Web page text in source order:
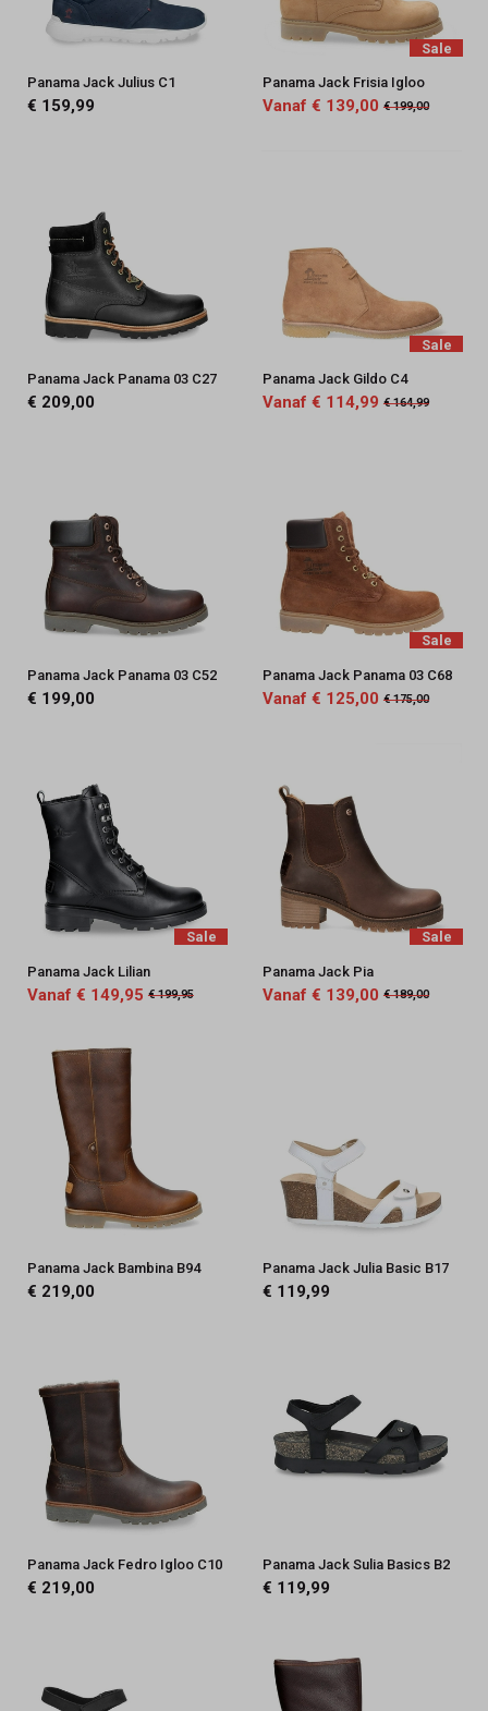
Panama Jack Julius C1
€ 159,99
Sale
Panama Jack Frisia Igloo
Vanaf € 139,00 € 199,00
Panama Jack Panama 03 C27
€ 209,00
Sale
Panama Jack Gildo C4
Vanaf € 114,99 € 164,99
Panama Jack Panama 03 C52
€ 199,00
Sale
Panama Jack Panama 03 C68
Vanaf € 125,00 € 175,00
Sale
Panama Jack Lilian
Vanaf € 149,95 € 199,95
Sale
Panama Jack Pia
Vanaf € 139,00 € 189,00
Panama Jack Bambina B94
€ 219,00
Panama Jack Julia Basic B17
€ 119,99
Panama Jack Fedro Igloo C10
€ 219,00
Panama Jack Sulia Basics B2
€ 119,99